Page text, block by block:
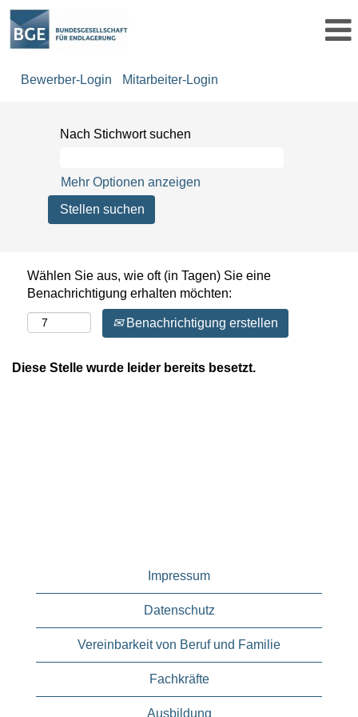
Bewerber-Login Mitarbeiter-Login
Nach Stichwort suchen
Mehr Optionen anzeigen
Wählen Sie aus, wie oft (in Tagen) Sie eine
Benachrichtigung erhalten möchten:
Benachrichtigung erstellen
Diese Stelle wurde leider bereits besetzt.
Impressum
Datenschutz
Vereinbarkeit von Beruf und Familie
Fachkräfte
Ausbildung